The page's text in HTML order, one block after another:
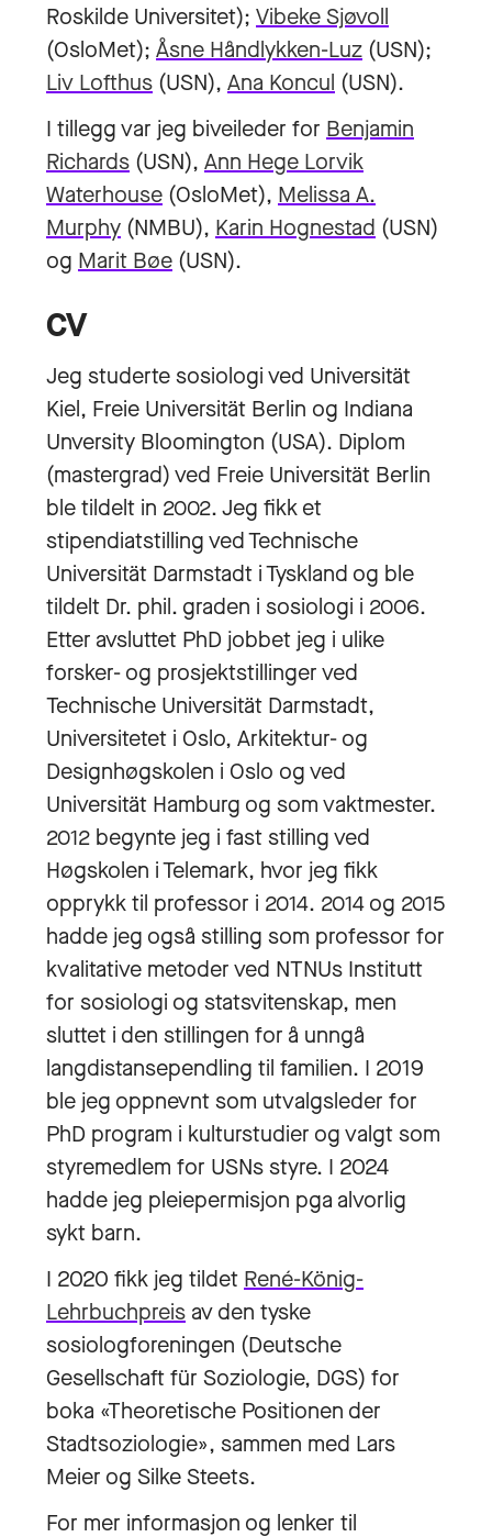
Roskilde Universitet); Vibeke Sjøvoll
(OsloMet); Åsne Håndlykken-Luz (USN);
Liv Lofthus (USN), Ana Koncul (USN).
I tillegg var jeg biveileder for Benjamin
Richards (USN), Ann Hege Lorvik
Waterhouse (OsloMet), Melissa A.
Murphy (NMBU), Karin Hognestad (USN)
og Marit Bøe (USN).
CV
Jeg studerte sosiologi ved Universität
Kiel, Freie Universität Berlin og Indiana
Unversity Bloomington (USA). Diplom
(mastergrad) ved Freie Universität Berlin
ble tildelt in 2002. Jeg fikk et
stipendiatstilling ved Technische
Universität Darmstadt i Tyskland og ble
tildelt Dr. phil. graden i sosiologi i 2006.
Etter avsluttet PhD jobbet jeg i ulike
forsker- og prosjektstillinger ved
Technische Universität Darmstadt,
Universitetet i Oslo, Arkitektur- og
Designhøgskolen i Oslo og ved
Universität Hamburg og som vaktmester.
2012 begynte jeg i fast stilling ved
Høgskolen i Telemark, hvor jeg fikk
opprykk til professor i 2014. 2014 og 2015
hadde jeg også stilling som professor for
kvalitative metoder ved NTNUs Institutt
for sosiologi og statsvitenskap, men
sluttet i den stillingen for å unngå
langdistansependling til familien. I 2019
ble jeg oppnevnt som utvalgsleder for
PhD program i kulturstudier og valgt som
styremedlem for USNs styre. I 2024
hadde jeg pleiepermisjon pga alvorlig
sykt barn.
I 2020 fikk jeg tildet René-König-
Lehrbuchpreis av den tyske
sosiologforeningen (Deutsche
Gesellschaft für Soziologie, DGS) for
boka «Theoretische Positionen der
Stadtsoziologie», sammen med Lars
Meier og Silke Steets.
For mer informasjon og lenker til